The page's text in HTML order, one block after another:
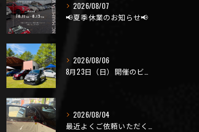
2026/08/07
📢夏季休業のお知らせ📢
2026/08/06
8月23日（日）開催のビーナスラインを走ろうの会 夏の陣
2026/08/04
最近よくご依頼いただく、弊社おすすめメニュー！